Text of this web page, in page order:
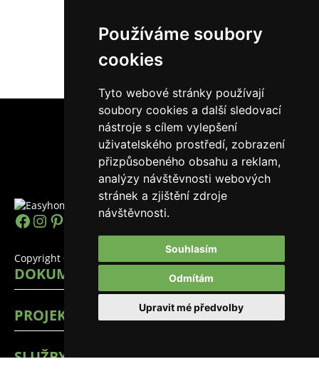
Používáme soubory
cookies
Tyto webové stránky používají
soubory cookies a další sledovací
nástroje s cílem vylepšení
uživatelského prostředí, zobrazení
přizpůsobeného obsahu a reklam,
analýzy návštěvnosti webových
stránek a zjištění zdroje
návštěvnosti.
Souhlasím
Odmítám
Upravit mé předvolby
https://www.facebook.com/
Instagram
Pinterest
YouTube
LinkedIn
TikTok
Copyright © 2026 EasyHomes
DOKUMENTY
PROJEKTY
SLUŽBY